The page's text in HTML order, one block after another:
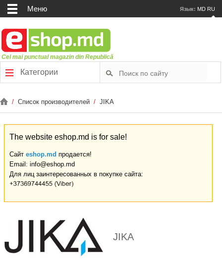
Меню Язык: MD RU
Cel mai punctual magazin din Republică
Категории
/ Список производителей / JIKA
The website eshop.md is for sale!
Сайт eshop.md продается!
Email: info@eshop.md
Для лиц заинтересованных в покупке сайта:
JIKA